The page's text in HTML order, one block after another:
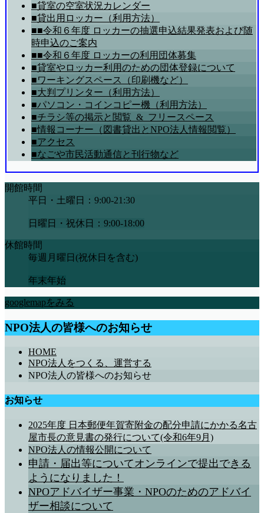
■貸室の空室状況カレンダー
■貸出用ロッカー（利用方法）
■■令和６年度 ロッカーの抽選申込結果発表および随
時申込のご案内
■■令和６年度 ロッカーの利用団体募集
■貸室やロッカー利用のための団体登録について
■ワーキングスペース（印刷機など）
■大判プリンター（利用方法）
■パソコン・コインコピー機（利用方法）
■チラシ等の掲示と閲覧_&_フリースペース
■情報コーナー（図書貸出とNPO法人情報閲覧）
■アクセス
■なごや市民活動通信と刊行物など
開館時間
平日・土曜日：9:00-21:30
日曜日・祝休日：9:00-18:00
休館時間
毎週月曜日(祝休日を含む)
年末年始
googlemapをみる
NPO法人の皆様へのお知らせ
HOME
NPO法人をつくる、運営する
NPO法人の皆様へのお知らせ
お知らせ
2025年度 日本郵便年賀寄附金の配分申請にかかる名古
屋市長の意見書の発行について(令和6年9月)
NPO法人の情報公開について
申請・届出等についてオンラインで提出できる
ようになりました！
NPOアドバイザー事業・NPOのためのアドバイ
ザー相談について